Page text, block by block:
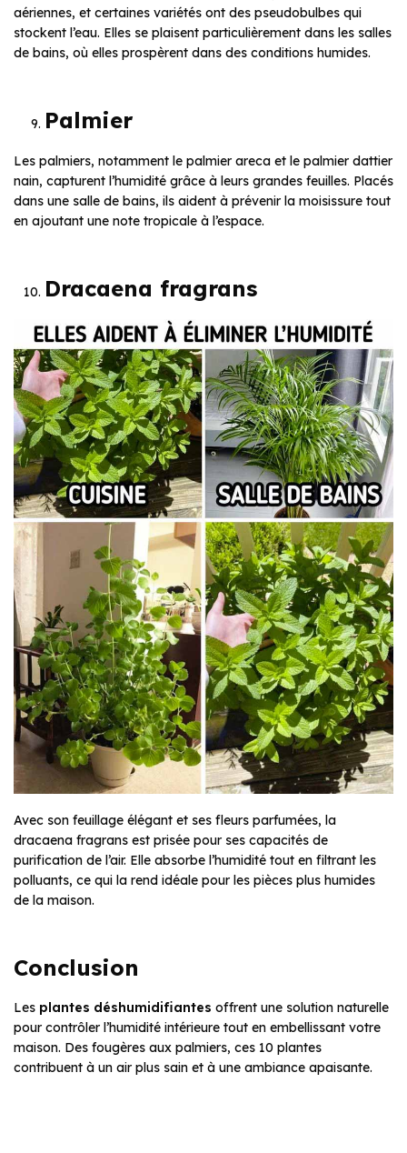
aériennes, et certaines variétés ont des pseudobulbes qui
stockent l’eau. Elles se plaisent particulièrement dans les salles
de bains, où elles prospèrent dans des conditions humides.
Palmier
Les palmiers, notamment le palmier areca et le palmier dattier
nain, capturent l’humidité grâce à leurs grandes feuilles. Placés
dans une salle de bains, ils aident à prévenir la moisissure tout
en ajoutant une note tropicale à l’espace.
Dracaena fragrans
Avec son feuillage élégant et ses fleurs parfumées, la
dracaena fragrans est prisée pour ses capacités de
purification de l’air. Elle absorbe l’humidité tout en filtrant les
polluants, ce qui la rend idéale pour les pièces plus humides
de la maison.
Conclusion
Les plantes déshumidifiantes offrent une solution naturelle
pour contrôler l’humidité intérieure tout en embellissant votre
maison. Des fougères aux palmiers, ces 10 plantes
contribuent à un air plus sain et à une ambiance apaisante.